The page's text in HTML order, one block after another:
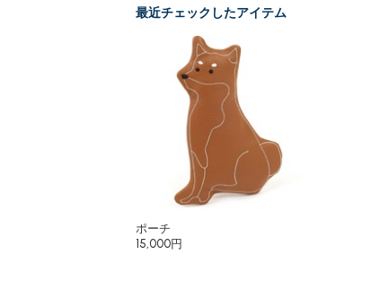
最近チェックしたアイテム
ポーチ
15,000円